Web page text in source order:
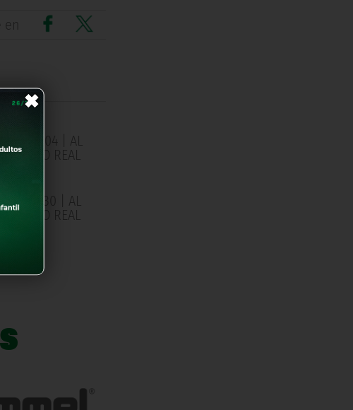
×
en
06/04 | AL
DE LO REAL
04/30 | AL
DE LO REAL